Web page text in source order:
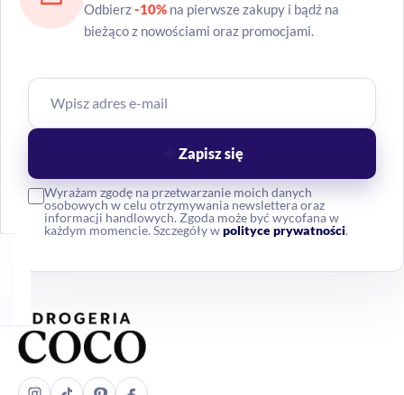
Odbierz-10% na pierwsze zakupy i bądź na
bieżąco z nowościami oraz promocjami.
Wyrażam zgodę na przetwarzanie moich danych
osobowych w celu otrzymywania newslettera oraz
informacji handlowych. Zgoda może być wycofana w
każdym momencie. Szczegóły wpolityce prywatności.
Zapisz się